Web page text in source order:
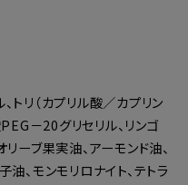
トリ（カプリル酸／カプリン
－20グリセリル、リンゴ
ーブ果実油、アーモンド油、
、モンモリロナイト、テトラ